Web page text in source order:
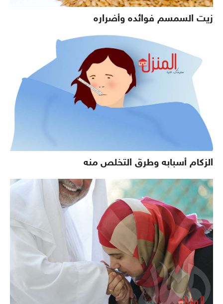
زيت السمسم فوائده وأضراره
الزكام أسبابه وطرق التخلص منه